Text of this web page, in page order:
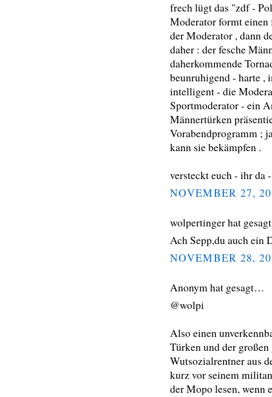
frech lügt das "zdf -
Moderator formt einen
der Moderator , dann
daher : der fesche
daherkommende
beunruhigend - harte ,
intelligent - die
Sportmoderator - ein
Männertürken
Vorabendprogramm ;
kann sie bekämpfen .
versteckt euch - ihr da
NOVEMBER 27,
wolpertinger hat
Ach Sepp,du auch ein
NOVEMBER 28,
Anonym hat gesagt…
@wolpi
Also einen
Türken und der
Wutsozialrentner aus
kurz vor seinem
der Mopo lesen, wenn